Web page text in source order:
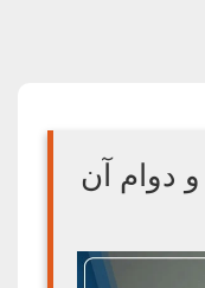
دوام آن